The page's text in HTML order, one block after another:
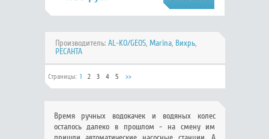
Производитель: AL-KO/GEOS, Marina, Вихрь,
РЕСАНТА
Страницы: 1 2 3 4 5 >>
Время ручных водокачек и водяных колес
осталось далеко в прошлом - на смену им